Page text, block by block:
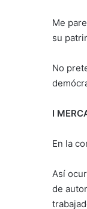
Me
su
No
I
En la
Así
de